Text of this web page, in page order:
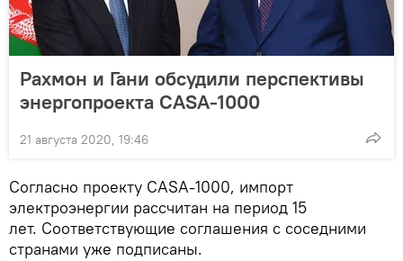
Рахмон и Гани обсудили перспективы
энергопроекта CASA-1000
21 августа 2020, 19:46
Согласно проекту CASA-1000, импорт
электроэнергии рассчитан на период 15
лет. Соответствующие соглашения с соседними
странами уже подписаны.